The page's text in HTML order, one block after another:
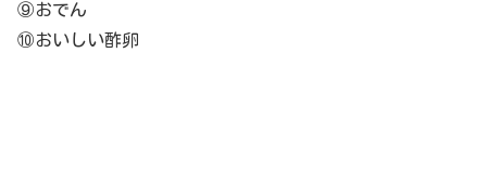
⑨おでん
⑩おいしい酢卵